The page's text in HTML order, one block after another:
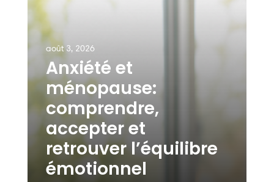
août 3, 2026
Anxiété et
ménopause:
comprendre,
accepter et
retrouver l’équilibre
émotionnel